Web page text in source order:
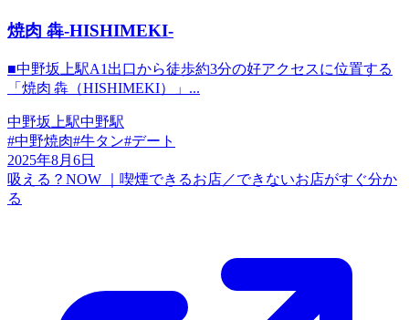
焼肉 犇-HISHIMEKI-
■中野坂上駅A1出口から徒歩約3分の好アクセスに位置する
「焼肉 犇（HISHIMEKI）」...
中野坂上駅中野駅
#中野焼肉#牛タン#デート
2025年8月6日
吸える？NOW ｜喫煙できるお店／できないお店がすぐ分か
る